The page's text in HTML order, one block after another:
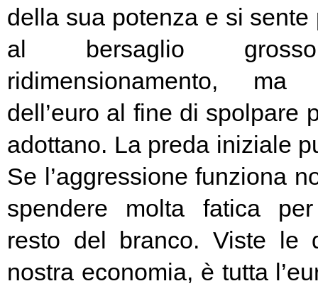
della sua potenza e si sente
al bersaglio
ridimensionamento,
dell’euro al fine di spolpare
adottano. La preda iniziale
Se l’aggressione funziona
spendere molta fatica
resto del branco. Viste le
nostra economia, è tutta